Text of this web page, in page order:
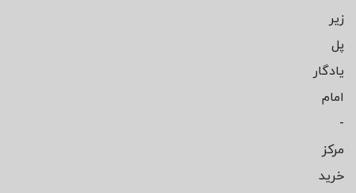
زیر
پل
یادگار
امام
-
مرکز
خرید